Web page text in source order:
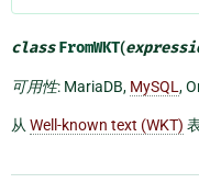
class FromWKT(
可用性: MariaDB, MySQL ,
从 Well-known text (WKT)